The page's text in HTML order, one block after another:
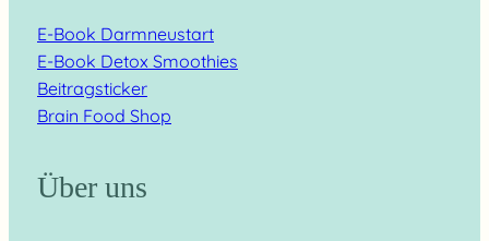
E-Book Darmneustart
E-Book Detox Smoothies
Beitragsticker
Brain Food Shop
Über uns